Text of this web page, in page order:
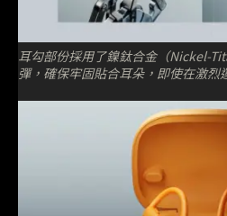
耳勾部份採用了鎳鈦合金（Nickel-
彈，確保牢固貼合耳朵，即使在激烈